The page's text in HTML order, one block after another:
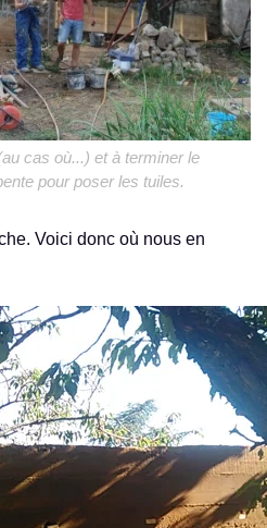
cas où...) et à terminer le
pour poser les tuiles.
Voici donc où nous en